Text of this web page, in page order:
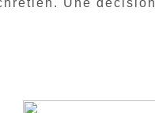
Une